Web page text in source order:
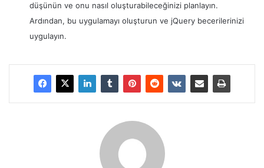
düşünün ve onu nasıl oluşturabileceğinizi planlayın.
Ardından, bu uygulamayı oluşturun ve jQuery becerilerinizi
uygulayın.